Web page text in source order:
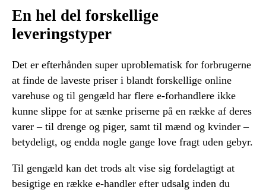
En hel del forskellige
leveringstyper
Det er efterhånden super uproblematisk for forbrugerne
at finde de laveste priser i blandt forskellige online
varehuse og til gengæld har flere e-forhandlere ikke
kunne slippe for at sænke priserne på en række af deres
varer – til drenge og piger, samt til mænd og kvinder –
betydeligt, og endda nogle gange love fragt uden gebyr.
Til gengæld kan det trods alt vise sig fordelagtigt at
besigtige en række e-handler efter udsalg inden du